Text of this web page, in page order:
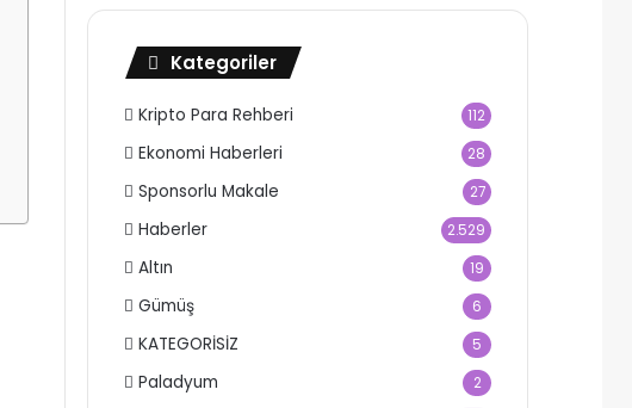
Kategoriler
Kripto Para Rehberi 112
Ekonomi Haberleri 28
Sponsorlu Makale 27
Haberler 2.529
Altın 19
Gümüş 6
KATEGORİSİZ 5
Paladyum 2